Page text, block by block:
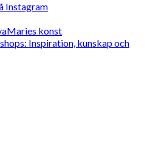
Instagram
konst
Inspiration, kunskap och